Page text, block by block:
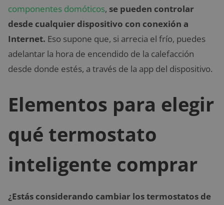
componentes domóticos, se pueden controlar
desde cualquier dispositivo con conexión a
Internet. Eso supone que, si arrecia el frío, puedes
adelantar la hora de encendido de la calefacción
desde donde estés, a través de la app del dispositivo.
Elementos para elegir
qué termostato
inteligente comprar
¿Estás considerando cambiar los termostatos de